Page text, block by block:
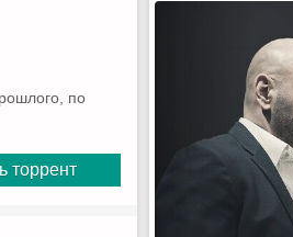
по
торрент